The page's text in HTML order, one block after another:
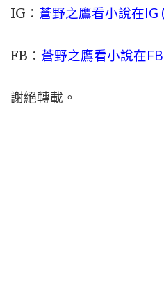
IG： 蒼野之鷹看小說在IG
FB： 蒼野之鷹看小說在
謝絕轉載。